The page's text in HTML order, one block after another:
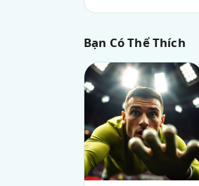
Bạn Có Thể Thích